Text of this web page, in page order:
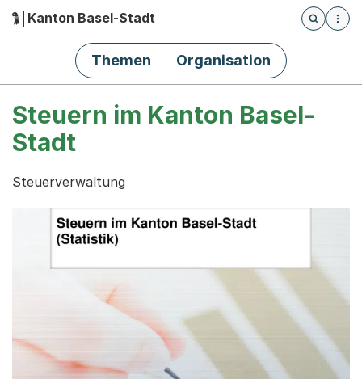
Hauptnavigation
Kanton Basel-Stadt
Öffnet
Themen Organisation
Steuern im Kanton Basel-
Stadt
Steuerverwaltung